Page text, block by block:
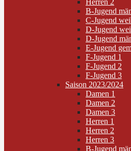
Herren 2
B-Jugend
C-Jugend
D-Jugend
D-Jugend
E-Jugend
F-Jugend 1
F-Jugend 2
F-Jugend 3
Saison 2023/2024
Damen 1
Damen 2
Damen 3
Herren 1
Herren 2
Herren 3
B-Jugend